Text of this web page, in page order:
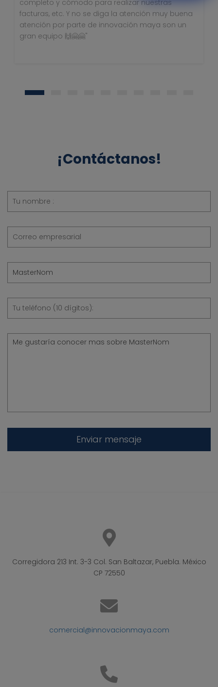
completo y cómodo para realizar nuestras
facturas, etc. Y no se diga la atención muy buena
atención por parte de innovación maya son un
gran equipo 🙌🤗🤗"
ejecutivos. El sistema es muy completo, intuitivo y
se adaptan a las necesidades del cliente."
Corregidora 213 Int. 3-3 Col. San Baltazar, Puebla. México
comercial@innovacionmaya.com
249 163 2710